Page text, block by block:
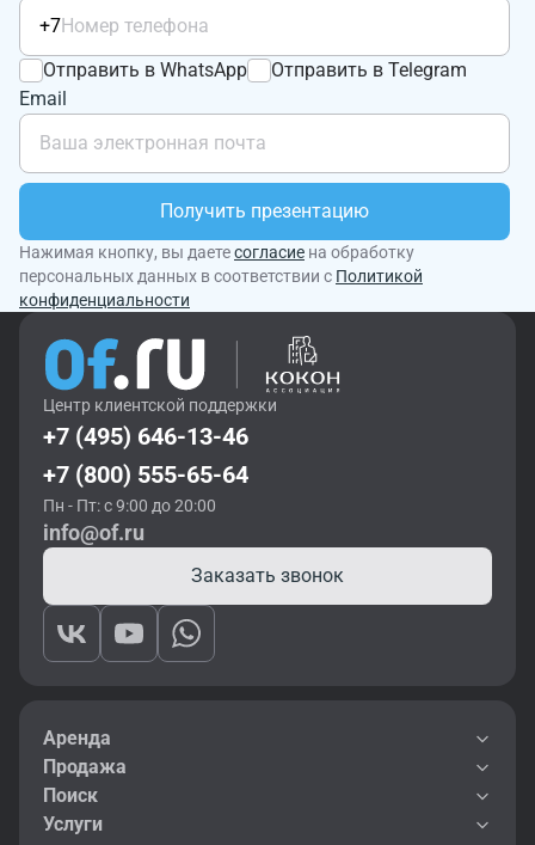
+7
Отправить в WhatsApp
Отправить в Telegram
Email
Получить презентацию
Нажимая кнопку, вы даетесогласие на обработку
персональных данных в соответствии с Политикой
конфиденциальности
Центр клиентской поддержки
+7 (495) 646-13-46
+7 (800) 555-65-64
Пн - Пт: с 9:00 до 20:00
info@of.ru
Заказать звонок
Аренда
Продажа
Поиск
Услуги